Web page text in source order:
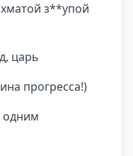
з**упой
царь
прогресса!)
одним